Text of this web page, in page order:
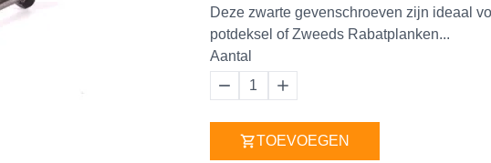
Deze zwarte gevenschroeven zijn ideaal
potdeksel of Zweeds Rabatplanken...
Aantal
1
TOEVOEGEN